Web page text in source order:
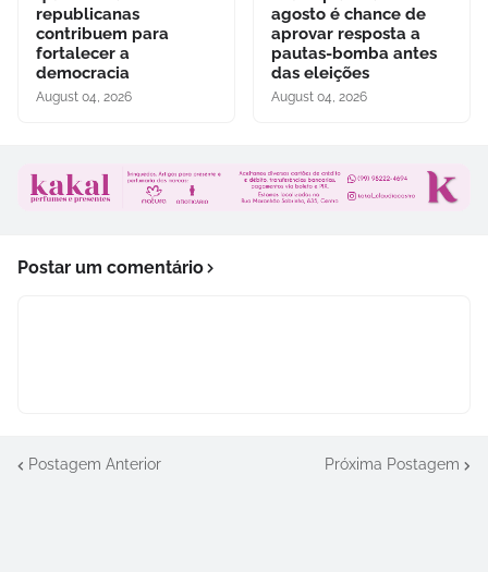
republicanas
contribuem para
fortalecer a
democracia
August 04, 2026
agosto é chance de
aprovar resposta a
pautas-bomba antes
das eleições
August 04, 2026
Postar um comentário
Postagem Anterior Próxima Postagem